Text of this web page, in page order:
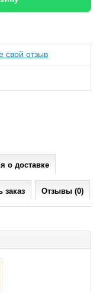
свой отзыв
о доставке
заказ Отзывы (0)